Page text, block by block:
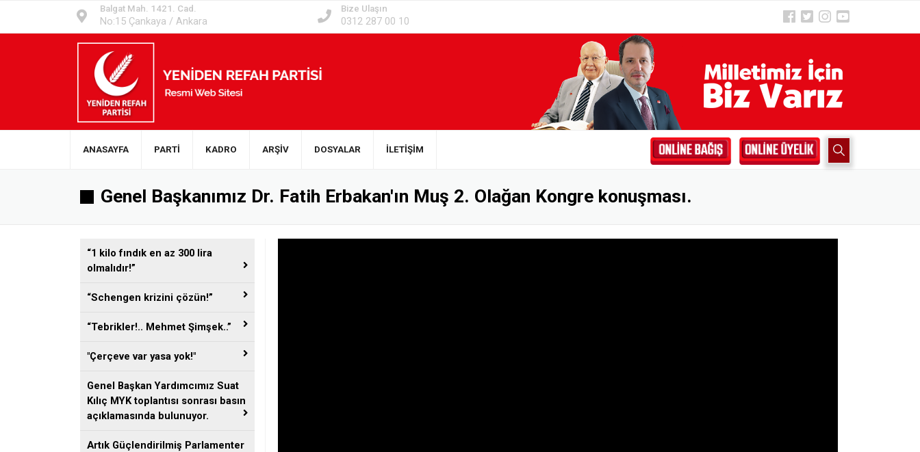
Balgat Mah. 1421. Cad.
No:15 Çankaya / Ankara
Bize Ulaşın
0312 287 00 10
ANASAYFA PARTİ KADRO ARŞİV DOSYALAR İLETİŞİM
Genel Başkanımız Dr. Fatih Erbakan'ın Muş 2. Olağan Kongre konuşması.
“1 kilo fındık en az 300 lira
olmalıdır!”
“Schengen krizini çözün!”
“Tebrikler!.. Mehmet Şimşek..”
"Çerçeve var yasa yok!"
Genel Başkan Yardımcımız Suat
Kılıç MYK toplantısı sonrası basın
açıklamasında bulunuyor.
Artık Güçlendirilmiş Parlamenter